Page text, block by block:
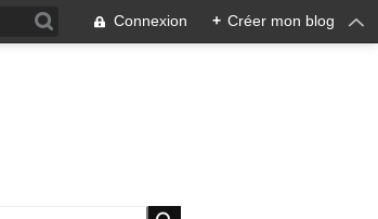
Connexion + Créer mon blog